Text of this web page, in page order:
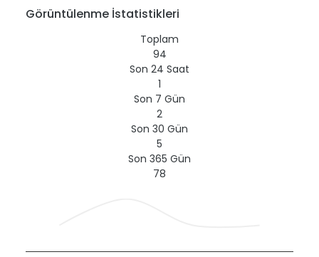
Görüntülenme İstatistikleri
Toplam
94
Son 24 Saat
1
Son 7 Gün
2
Son 30 Gün
5
Son 365 Gün
78